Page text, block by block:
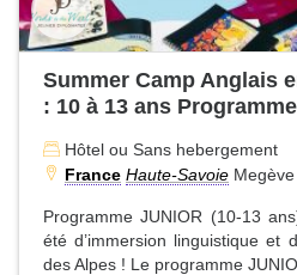
Summer Camp Anglais
: 10 à 13 ans
Hôtel ou Sans hebergement
France Haute-Savoie Megève
Programme JUNIOR (10-13
été d’immersion linguistique et
des Alpes ! Le programme